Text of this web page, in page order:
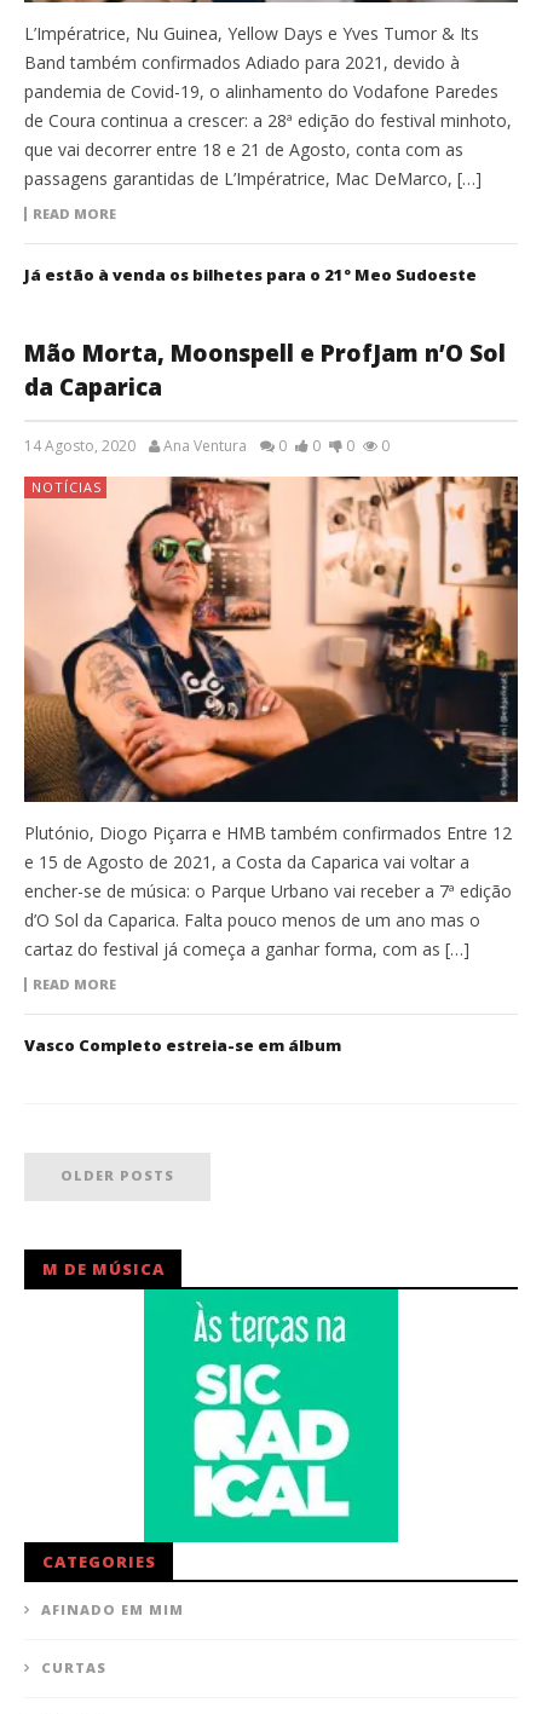
L’Impératrice, Nu Guinea, Yellow Days e Yves Tumor & Its
Band também confirmados Adiado para 2021, devido à
pandemia de Covid-19, o alinhamento do Vodafone Paredes
de Coura continua a crescer: a 28ª edição do festival minhoto,
que vai decorrer entre 18 e 21 de Agosto, conta com as
passagens garantidas de L’Impératrice, Mac DeMarco, […]
READ MORE
Já estão à venda os bilhetes para o 21º Meo Sudoeste
Mão Morta, Moonspell e ProfJam n’O Sol
da Caparica
14 Agosto, 2020 Ana Ventura 0 0 0 0
NOTÍCIAS
Plutónio, Diogo Piçarra e HMB também confirmados Entre 12
e 15 de Agosto de 2021, a Costa da Caparica vai voltar a
encher-se de música: o Parque Urbano vai receber a 7ª edição
d’O Sol da Caparica. Falta pouco menos de um ano mas o
cartaz do festival já começa a ganhar forma, com as […]
READ MORE
Vasco Completo estreia-se em álbum
OLDER POSTS
M DE MÚSICA
CATEGORIES
AFINADO EM MIM
CURTAS